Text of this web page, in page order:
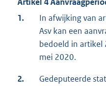
1.
In afwijking van
Asv kan een
bedoeld in artikel
mei 2020.
2.
Gedeputeerde